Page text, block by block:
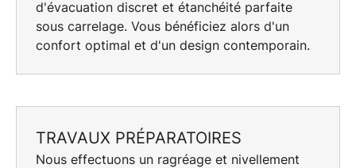
d'évacuation discret et étanchéité parfaite
sous carrelage. Vous bénéficiez alors d'un
confort optimal et d'un design contemporain.
TRAVAUX PRÉPARATOIRES
Nous effectuons un ragréage et nivellement